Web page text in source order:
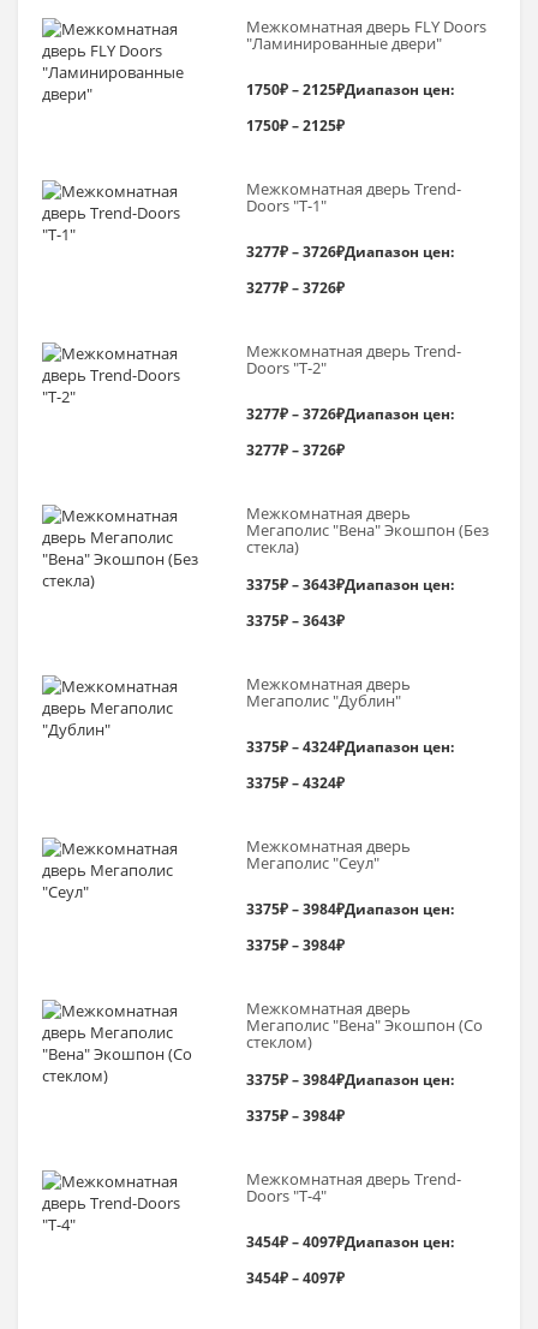
Межкомнатная дверь FLY Doors
"Ламинированные двери"
1750₽–2125₽Диапазон цен:
1750₽ – 2125₽
Межкомнатная дверь Trend-
Doоrs "Т-1"
3277₽–3726₽Диапазон цен:
3277₽ – 3726₽
Межкомнатная дверь Trend-
Doоrs "Т-2"
3277₽–3726₽Диапазон цен:
3277₽ – 3726₽
Межкомнатная дверь
Мегаполис "Вена" Экошпон (Без
стекла)
3375₽–3643₽Диапазон цен:
3375₽ – 3643₽
Межкомнатная дверь
Мегаполис "Дублин"
3375₽–4324₽Диапазон цен:
3375₽ – 4324₽
Межкомнатная дверь
Мегаполис "Сеул"
3375₽–3984₽Диапазон цен:
3375₽ – 3984₽
Межкомнатная дверь
Мегаполис "Вена" Экошпон (Со
стеклом)
3375₽–3984₽Диапазон цен:
3375₽ – 3984₽
Межкомнатная дверь Trend-
Doоrs "Т-4"
3454₽–4097₽Диапазон цен:
3454₽ – 4097₽